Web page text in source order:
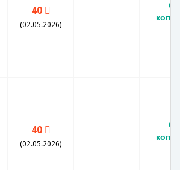
40
(02.05.2026)
40
(02.05.2026)